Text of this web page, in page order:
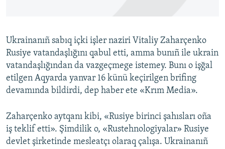
RFE/RS bütün saytları
Ukrainanıñ sabıq içki işler naziri Vitaliy Zaharçenko
Rusiye vatandaşlığını qabul etti, amma bunıñ ile ukrain
vatandaşlığından da vazgeçmege istemey. Bunı o işğal
etilgen Aqyarda yanvar 16 künü keçirilgen brifing
devamında bildirdi, dep haber ete «Krım Media».
Zaharçenko aytqanı kibi, «Rusiye birinci şahısları oña
iş teklif etti». Şimdilik o, «Rustehnologiyalar» Rusiye
devlet şirketinde mesleatçı olaraq çalışa. Ukrainanıñ